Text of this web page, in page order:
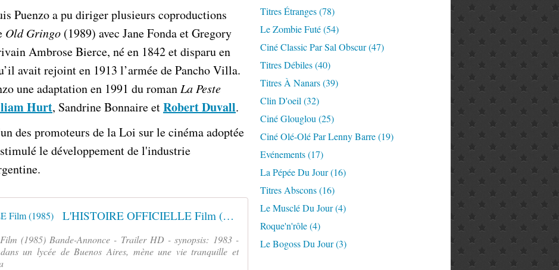
Puenzo a pu diriger plusieurs coproductions
Old Gringo (1989) avec Jane Fonda et Gregory
Ambrose Bierce, né en 1842 et disparu en
avait rejoint en 1913 l’armée de Pancho Villa.
une adaptation en 1991 du roman La Peste
Hurt, Sandrine Bonnaire etRobert Duvall.
des promoteurs de la Loi sur le cinéma adoptée
le développement de l'industrie
L'HISTOIRE OFFICIELLE Film (1985)
(1985) Bande-Annonce - Trailer HD - synopsis: 1983 -
un lycée de Buenos Aires, mène une vie tranquille et
Titres Étranges(78)
Le Zombie Futé(54)
Ciné Classic Par Sal Obscur(47)
Titres Débiles(40)
Titres À Nanars(39)
Clin D'oeil (32)
Ciné Glouglou (25)
Ciné Olé-Olé Par Lenny Barre(19)
Evénements(17)
La Pépée Du Jour(16)
Titres Abscons(16)
Le Musclé Du Jour(4)
Roque'n'rôle(4)
Le Bogoss Du Jour(3)